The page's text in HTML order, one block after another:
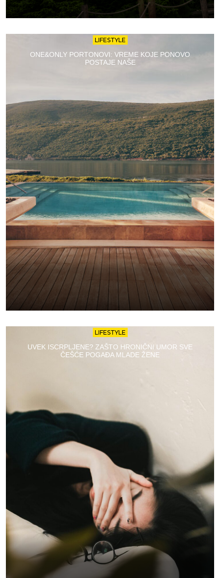
LIFESTYLE
ONE&ONLY PORTONOVI: VREME KOJE PONOVO
POSTAJE NAŠE
LIFESTYLE
UVEK ISCRPLJENE? ZAŠTO HRONIČNI UMOR SVE
ČEŠĆE POGAĐA MLADE ŽENE